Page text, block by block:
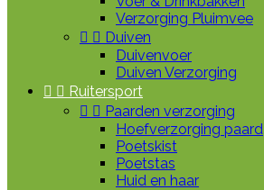
Verzorging Pluimvee
  Duiven
Duivenvoer
Duiven Verzorging
  Ruitersport
  Paarden verzorging
Hoefverzorging paard
Poetskist
Poetstas
Huid en haar